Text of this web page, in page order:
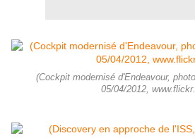
(Cockpit modernisé d'Endeavour,
05/04/2012,